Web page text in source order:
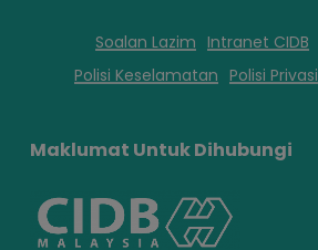
Soalan Lazim Intranet CIDB
Polisi Keselamatan Polisi Privasi
Maklumat Untuk Dihubungi